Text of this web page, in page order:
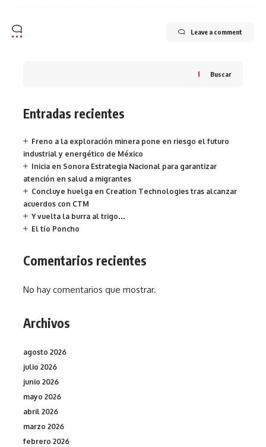
Leave a comment
Buscar
Entradas recientes
Freno a la exploración minera pone en riesgo el futuro
industrial y energético de México
Inicia en Sonora Estrategia Nacional para garantizar
atención en salud a migrantes
Concluye huelga en Creation Technologies tras alcanzar
acuerdos con CTM
Y vuelta la burra al trigo…
El tío Poncho
Comentarios recientes
No hay comentarios que mostrar.
Archivos
agosto 2026
julio 2026
junio 2026
mayo 2026
abril 2026
marzo 2026
febrero 2026